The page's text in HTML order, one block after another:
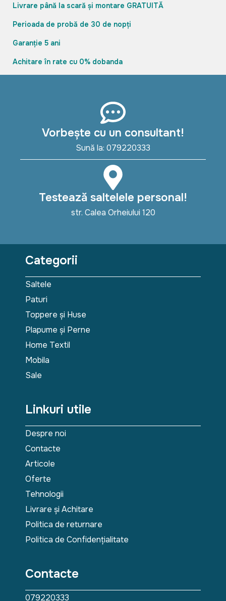
Livrare până la scară și montare GRATUITĂ
Perioada de probă de 30 de nopți
Garanție 5 ani
Achitare în rate cu 0% dobanda
Vorbește cu un consultant!
Sună la: 079220333
Testează saltelele personal!
str. Calea Orheiului 120
Categorii
Saltele
Paturi
Toppere și Huse
Plapume și Perne
Home Textil
Mobila
Sale
Linkuri utile
Despre noi
Contacte
Articole
Oferte
Tehnologii
Livrare și Achitare
Politica de returnare
Politica de Confidențialitate
Contacte
079220333